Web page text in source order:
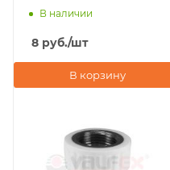
В наличии
8 руб./шт
В корзину